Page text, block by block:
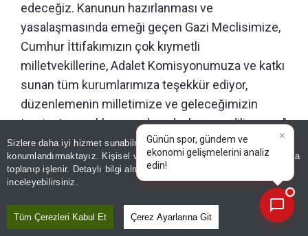
Sizlere daha iyi hizmet sunabilmek adına sitemizdeçerez
konumlandırmaktayız. Kişisel verileriniz, KVKK ve GDPR kapsamında
toplanıp işlenir. Detaylı bilgi almak için
inceleyebilirsiniz.
Tüm Çerezleri Kabul Et Çerez Ayarlarına Git
edeceğiz. Kanunun hazırlanması ve
yasalaşmasında emeği geçen Gazi Meclisimize,
Cumhur İttifakımızın çok kıymetli
milletvekillerine, Adalet Komisyonumuza ve katkı
sunan tüm kurumlarımıza teşekkür ediyor,
düzenlemenin milletimize ve geleceğimizin
teminatı çocuklarımıza hayırlı olmasını diliyorum."
Editör :SEZER DOĞRU|Kaynak: İHLAS HABER AJANSI
Paylaş
Yayın Tarihi | 08 Ağustos, 2026 - 22:18
Günün spor, gündem ve ek